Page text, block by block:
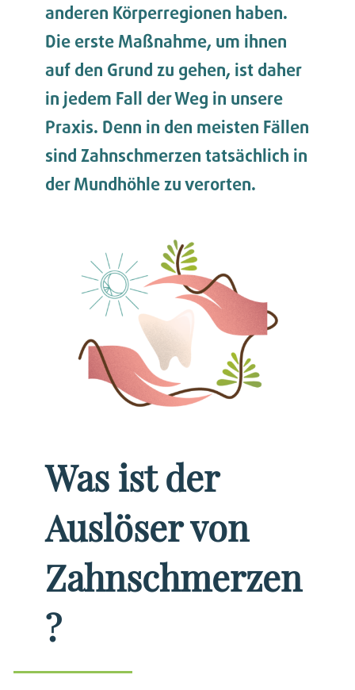
anderen Körperregionen haben.
Die erste Maßnahme, um ihnen
auf den Grund zu gehen, ist daher
in jedem Fall der Weg in unsere
Praxis. Denn in den meisten Fällen
sind Zahnschmerzen tatsächlich in
der Mundhöhle zu verorten.
Was ist der
Auslöser von
Zahnschmerzen
?